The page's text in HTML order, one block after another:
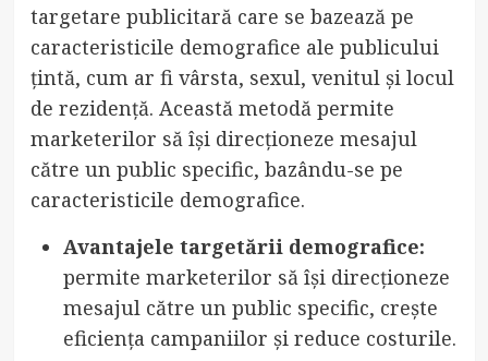
targetare publicitară care se bazează pe
caracteristicile demografice ale publicului
țintă, cum ar fi vârsta, sexul, venitul și locul
de rezidență. Această metodă permite
marketerilor să își direcționeze mesajul
către un public specific, bazându-se pe
caracteristicile demografice.
Avantajele targetării demografice:
permite marketerilor să își direcționeze
mesajul către un public specific, crește
eficiența campaniilor și reduce costurile.